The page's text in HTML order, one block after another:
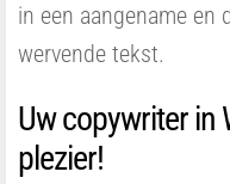
in een aangename en
wervende tekst.
Uw copywriter in
plezier!